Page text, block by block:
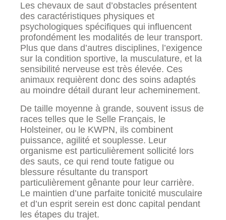
Les chevaux de saut d’obstacles présentent
des caractéristiques physiques et
psychologiques spécifiques qui influencent
profondément les modalités de leur transport.
Plus que dans d’autres disciplines, l’exigence
sur la condition sportive, la musculature, et la
sensibilité nerveuse est très élevée. Ces
animaux requièrent donc des soins adaptés
au moindre détail durant leur acheminement.
De taille moyenne à grande, souvent issus de
races telles que le Selle Français, le
Holsteiner, ou le KWPN, ils combinent
puissance, agilité et souplesse. Leur
organisme est particulièrement sollicité lors
des sauts, ce qui rend toute fatigue ou
blessure résultante du transport
particulièrement gênante pour leur carrière.
Le maintien d’une parfaite tonicité musculaire
et d’un esprit serein est donc capital pendant
les étapes du trajet.